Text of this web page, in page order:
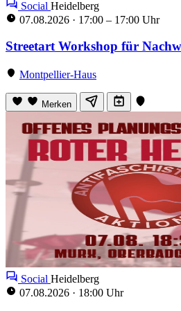
Social Heidelberg
07.08.2026 · 17:00 – 17:00 Uhr
Streetart Workshop für
Montpellier-Haus
Merken
Social Heidelberg
07.08.2026 · 18:00 Uhr